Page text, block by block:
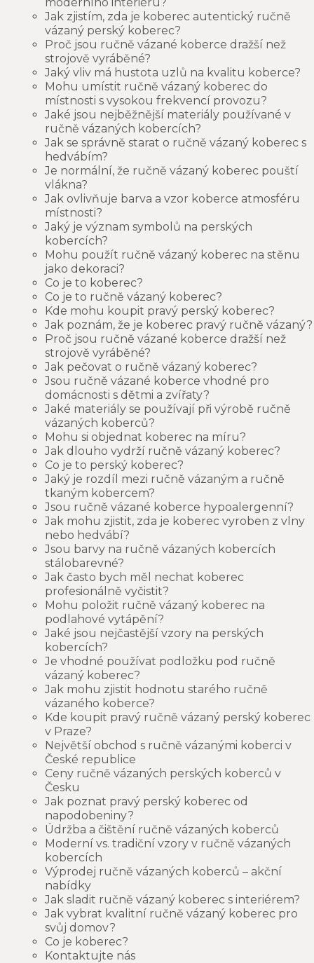
Jak zjistím, zda je koberec autentický ručně
vázaný perský koberec?
Proč jsou ručně vázané koberce dražší než
strojově vyráběné?
Jaký vliv má hustota uzlů na kvalitu koberce?
Mohu umístit ručně vázaný koberec do
místnosti s vysokou frekvencí provozu?
Jaké jsou nejběžnější materiály používané v
ručně vázaných kobercích?
Jak se správně starat o ručně vázaný koberec s
hedvábím?
Je normální, že ručně vázaný koberec pouští
vlákna?
Jak ovlivňuje barva a vzor koberce atmosféru
místnosti?
Jaký je význam symbolů na perských
kobercích?
Mohu použít ručně vázaný koberec na stěnu
jako dekoraci?
Co je to koberec?
Co je to ručně vázaný koberec?
Kde mohu koupit pravý perský koberec?
Jak poznám, že je koberec pravý ručně vázaný?
Proč jsou ručně vázané koberce dražší než
strojově vyráběné?
Jak pečovat o ručně vázaný koberec?
Jsou ručně vázané koberce vhodné pro
domácnosti s dětmi a zvířaty?
Jaké materiály se používají při výrobě ručně
vázaných koberců?
Mohu si objednat koberec na míru?
Jak dlouho vydrží ručně vázaný koberec?
Co je to perský koberec?
Jaký je rozdíl mezi ručně vázaným a ručně
tkaným kobercem?
Jsou ručně vázané koberce hypoalergenní?
Jak mohu zjistit, zda je koberec vyroben z vlny
nebo hedvábí?
Jsou barvy na ručně vázaných kobercích
stálobarevné?
Jak často bych měl nechat koberec
profesionálně vyčistit?
Mohu položit ručně vázaný koberec na
podlahové vytápění?
Jaké jsou nejčastější vzory na perských
kobercích?
Je vhodné používat podložku pod ručně
vázaný koberec?
Jak mohu zjistit hodnotu starého ručně
vázaného koberce?
Kde koupit pravý ručně vázaný perský koberec
v Praze?
Největší obchod s ručně vázanými koberci v
České republice
Ceny ručně vázaných perských koberců v
Česku
Jak poznat pravý perský koberec od
napodobeniny?
Údržba a čištění ručně vázaných koberců
Moderní vs. tradiční vzory v ručně vázaných
kobercích
Výprodej ručně vázaných koberců – akční
nabídky
Jak sladit ručně vázaný koberec s interiérem?
Jak vybrat kvalitní ručně vázaný koberec pro
svůj domov?
Co je koberec?
Kontaktujte nás